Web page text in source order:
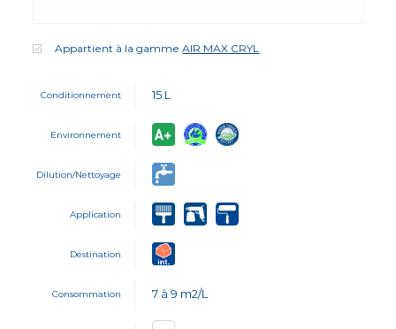
Appartient à la gammeAIR MAX CRYL
Conditionnement 15 L
Environnement
Dilution/Nettoyage
Application
Destination
Consommation 7 à 9 m2/L